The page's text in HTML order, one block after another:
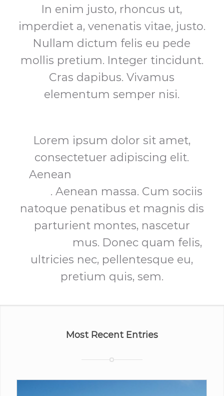
In enim justo, rhoncus ut,
imperdiet a, venenatis vitae, justo.
Nullam dictum felis eu pede
mollis pretium. Integer tincidunt.
Cras dapibus. Vivamus
elementum semper nisi.
Lorem ipsum dolor sit amet,
consectetuer adipiscing elit.
Aenean
. Aenean massa. Cum sociis
natoque penatibus et magnis dis
parturient montes, nascetur
mus. Donec quam felis,
ultricies nec, pellentesque eu,
pretium quis, sem.
Most Recent Entries